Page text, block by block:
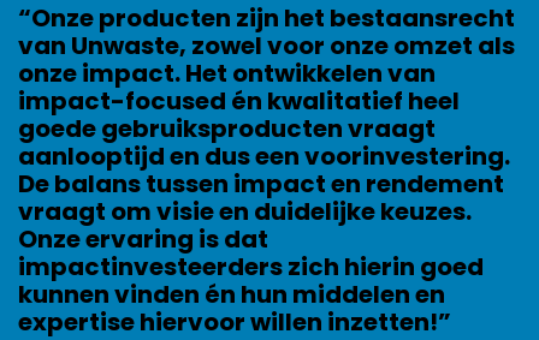
“Onze producten zijn het bestaansrecht
van Unwaste, zowel voor onze omzet als
onze impact. Het ontwikkelen van
impact-focused én kwalitatief heel
goede gebruiksproducten vraagt
aanlooptijd en dus een voorinvestering.
De balans tussen impact en rendement
vraagt om visie en duidelijke keuzes.
Onze ervaring is dat
impactinvesteerders zich hierin goed
kunnen vinden én hun middelen en
expertise hiervoor willen inzetten!”